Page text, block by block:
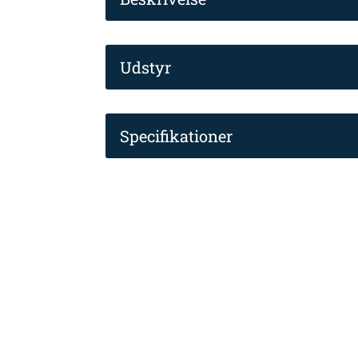
Udstyr
Specifikationer